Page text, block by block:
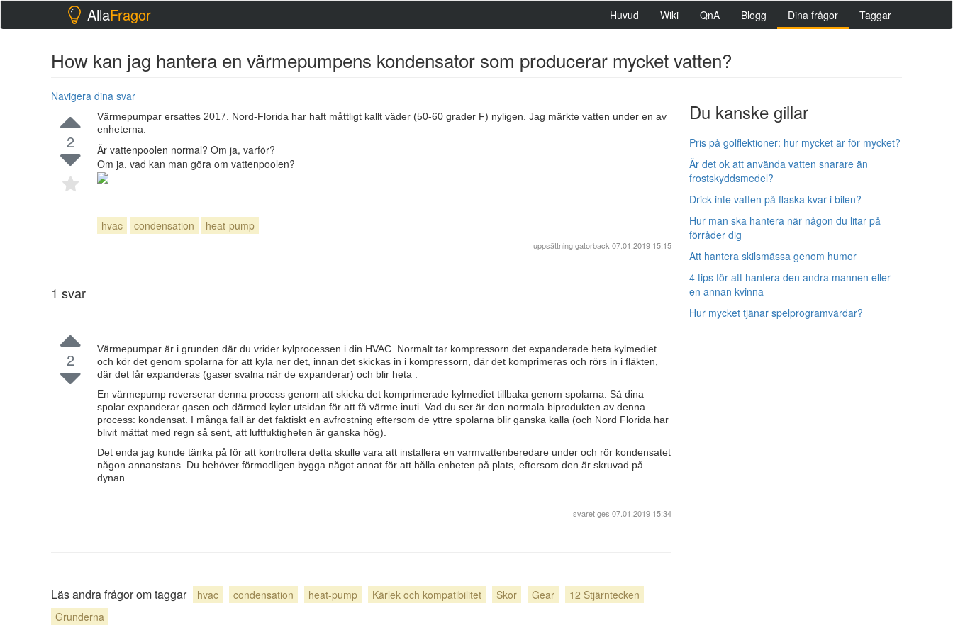
AllaFragor Huvud Wiki QnA Blogg Dina frågor Taggar
How kan jag hantera en värmepumpens kondensator som producerar mycket vatten?
Navigera dina svar
Du kanske gillar
Pris på golflektioner: hur mycket är för mycket?
Är det ok att använda vatten snarare än
frostskyddsmedel?
Drick inte vatten på flaska kvar i bilen?
Hur man ska hantera när någon du litar på
förråder dig
Att hantera skilsmässa genom humor
4 tips för att hantera den andra mannen eller
en annan kvinna
Hur mycket tjänar spelprogramvärdar?
2
Värmepumpar ersattes 2017. Nord-Florida har haft måttligt kallt väder (50-60 grader F) nyligen. Jag märkte vatten under en av
enheterna.
Är vattenpoolen normal? Om ja, varför?
Om ja, vad kan man göra om vattenpoolen?
hvac condensation heat-pump
uppsättninggatorback07.01.2019 15:15
1 svar
2
Värmepumpar är i grunden där du vrider kylprocessen i din HVAC. Normalt tar kompressorn det expanderade heta kylmediet
och kör det genom spolarna för att kyla ner det, innan det skickas in i kompressorn, där det komprimeras och rörs in i fläkten,
där det får expanderas (gaser svalna när de expanderar) och blir heta .
En värmepump reverserar denna process genom att skicka det komprimerade kylmediet tillbaka genom spolarna. Så dina
spolar expanderar gasen och därmed kyler utsidan för att få värme inuti. Vad du ser är den normala biprodukten av denna
process: kondensat. I många fall är det faktiskt en avfrostning eftersom de yttre spolarna blir ganska kalla (och Nord Florida har
blivit mättat med regn så sent, att luftfuktigheten är ganska hög).
Det enda jag kunde tänka på för att kontrollera detta skulle vara att installera en varmvattenberedare under och rör kondensatet
någon annanstans. Du behöver förmodligen bygga något annat för att hålla enheten på plats, eftersom den är skruvad på
dynan.
svaret ges 07.01.2019 15:34
Läs andra frågor om taggar hvac condensation heat-pump Kärlek och kompatibilitet Skor Gear
12 Stjärntecken
Grunderna